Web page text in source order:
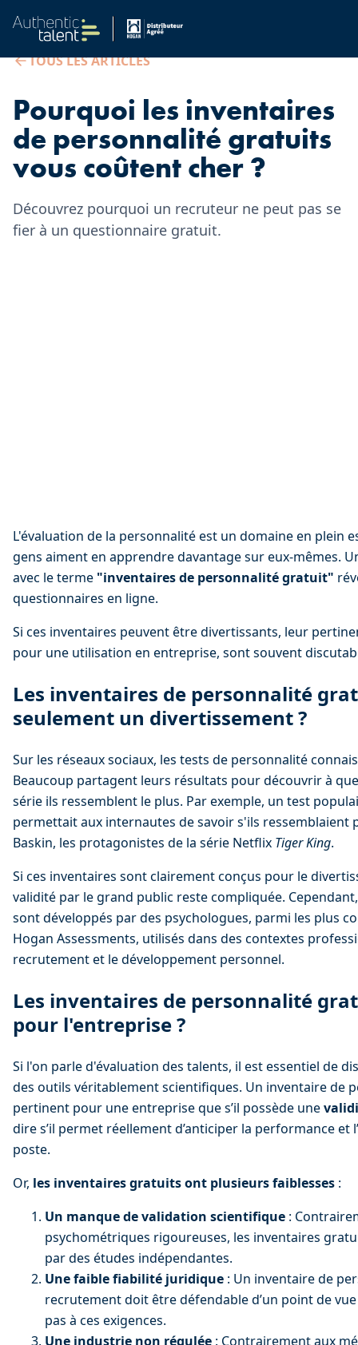
TOUS LES ARTICLES
Pourquoi les inventaires
de personnalité gratuits
vous coûtent cher ?
Découvrez pourquoi un recruteur ne peut pas se
fier à un questionnaire gratuit.
L'évaluation de la personnalité est un domaine en plein
gens aiment en apprendre davantage sur eux-mêmes.
avec le terme "inventaires de personnalité gratuit"
questionnaires en ligne.
Si ces inventaires peuvent être divertissants, leur
pour une utilisation en entreprise, sont souvent
Les inventaires de personnalité
seulement un divertissement ?
Sur les réseaux sociaux, les tests de personnalité
Beaucoup partagent leurs résultats pour découvrir à
série ils ressemblent le plus. Par exemple, un test
permettait aux internautes de savoir s'ils ressemblaient
Baskin, les protagonistes de la série Netflix Tiger King.
Si ces inventaires sont clairement conçus pour le
validité par le grand public reste compliquée.
sont développés par des psychologues, parmi les plus
Hogan Assessments, utilisés dans des contextes
recrutement et le développement personnel.
Les inventaires de personnalité
pour l'entreprise ?
Si l'on parle d'évaluation des talents, il est essentiel de
des outils véritablement scientifiques. Un inventaire de
pertinent pour une entreprise que s’il possède une
dire s’il permet réellement d’anticiper la performance et
poste.
Or, les inventaires gratuits ont plusieurs faiblesses :
Un manque de validation scientifique :
psychométriques rigoureuses, les inventaires
par des études indépendantes.
Une faible fiabilité juridique : Un inventaire de
recrutement doit être défendable d’un point de
pas à ces exigences.
Une industrie non régulée : Contrairement aux